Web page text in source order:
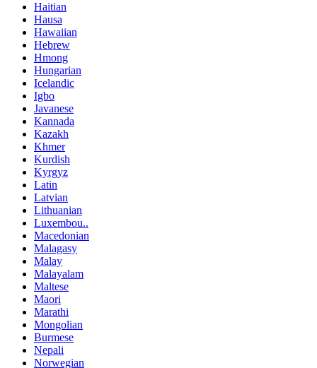
Haitian
Hausa
Hawaiian
Hebrew
Hmong
Hungarian
Icelandic
Igbo
Javanese
Kannada
Kazakh
Khmer
Kurdish
Kyrgyz
Latin
Latvian
Lithuanian
Luxembou..
Macedonian
Malagasy
Malay
Malayalam
Maltese
Maori
Marathi
Mongolian
Burmese
Nepali
Norwegian